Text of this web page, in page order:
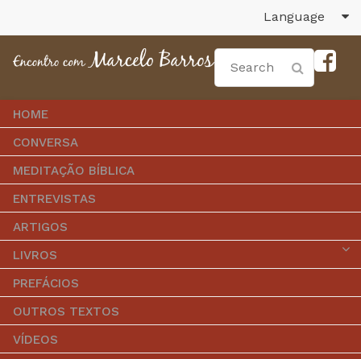
Language
HOME
CONVERSA
MEDITAÇÃO BÍBLICA
ENTREVISTAS
ARTIGOS
LIVROS
PREFÁCIOS
OUTROS TEXTOS
VÍDEOS